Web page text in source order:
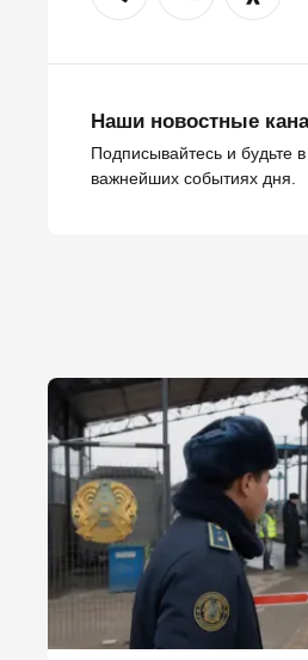
Наши новостные
Подписывайтесь и будьте
важнейших событиях дня.